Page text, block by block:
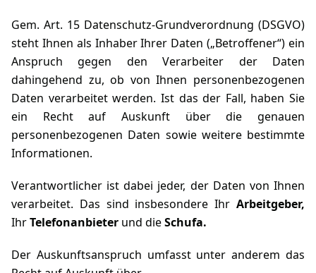
Gem. Art. 15 Datenschutz-Grundverordnung (DSGVO)
steht Ihnen als Inhaber Ihrer Daten („Betroffener“) ein
Anspruch gegen den Verarbeiter der Daten
dahingehend zu, ob von Ihnen personenbezogenen
Daten verarbeitet werden. Ist das der Fall, haben Sie
ein Recht auf Auskunft über die genauen
personenbezogenen Daten sowie weitere bestimmte
Informationen.
Verantwortlicher ist dabei jeder, der Daten von Ihnen
verarbeitet. Das sind insbesondere Ihr Arbeitgeber,
IhrTelefonanbieter und dieSchufa.
Der Auskunftsanspruch umfasst unter anderem das